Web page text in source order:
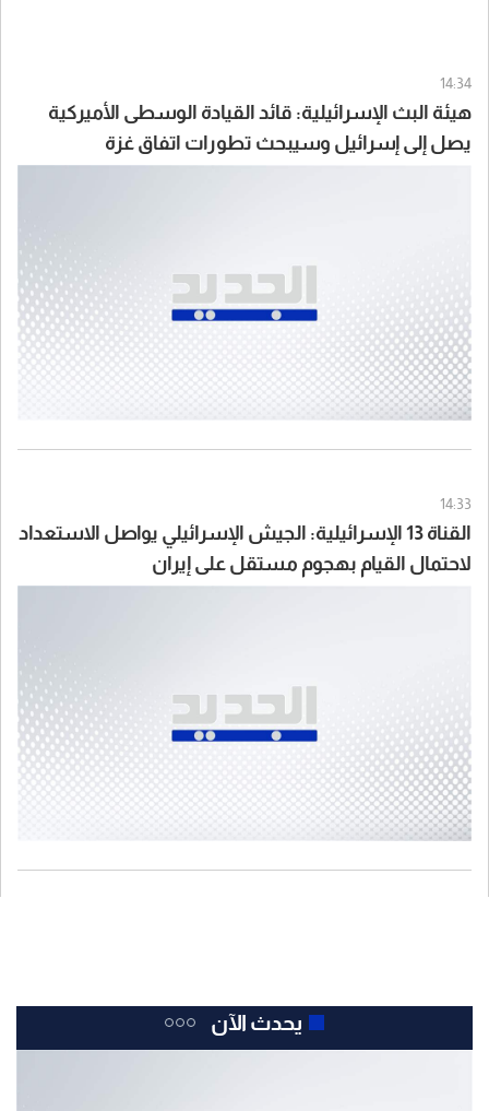
14:34
هيئة البث الإسرائيلية: قائد القيادة الوسطى الأميركية
يصل إلى إسرائيل وسيبحث تطورات اتفاق غزة
14:33
القناة 13 الإسرائيلية: الجيش الإسرائيلي يواصل الاستعداد
لاحتمال القيام بهجوم مستقل على إيران
يحدث الآن